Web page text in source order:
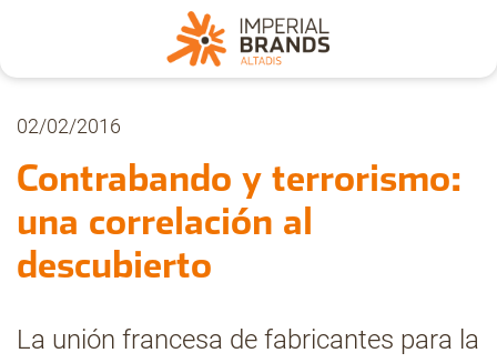
Nosotros
Secciones
Denuncia
Pregúntanos
02/02/2016
Contrabando y terrorismo:
una correlación al
descubierto
La unión francesa de fabricantes para la